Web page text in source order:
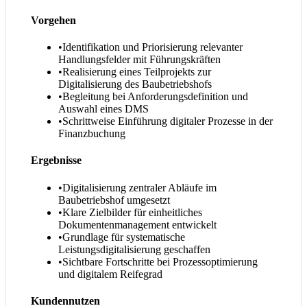
Vorgehen
•Identifikation und Priorisierung relevanter
Handlungsfelder mit Führungskräften
•Realisierung eines Teilprojekts zur
Digitalisierung des Baubetriebshofs
•Begleitung bei Anforderungsdefinition und
Auswahl eines DMS
•Schrittweise Einführung digitaler Prozesse in der
Finanzbuchung
Ergebnisse
•Digitalisierung zentraler Abläufe im
Baubetriebshof umgesetzt
•Klare Zielbilder für einheitliches
Dokumentenmanagement entwickelt
•Grundlage für systematische
Leistungsdigitalisierung geschaffen
•Sichtbare Fortschritte bei Prozessoptimierung
und digitalem Reifegrad
Kundennutzen